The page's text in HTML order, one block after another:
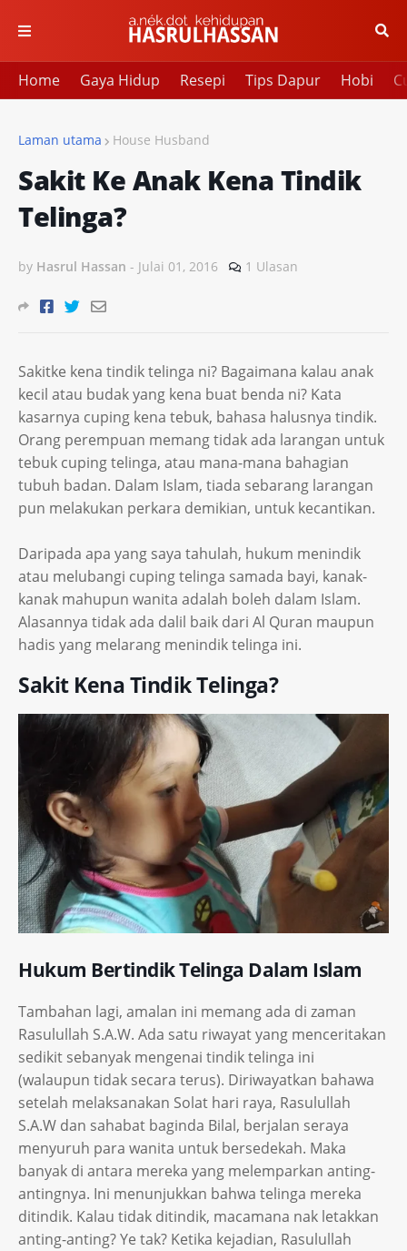
Home Gaya Hidup Resepi Tips Dapur Hobi
Laman utama House Husband
Sakit Ke Anak Kena Tindik
Telinga?
by Hasrul Hassan - Julai 01, 2016 1 Ulasan
Sakitke kena tindik telinga ni? Bagaimana kalau anak
kecil atau budak yang kena buat benda ni? Kata
kasarnya cuping kena tebuk, bahasa halusnya tindik.
Orang perempuan memang tidak ada larangan untuk
tebuk cuping telinga, atau mana-mana bahagian
tubuh badan. Dalam Islam, tiada sebarang larangan
pun melakukan perkara demikian, untuk kecantikan.
Daripada apa yang saya tahulah, hukum menindik
atau melubangi cuping telinga samada bayi, kanak-
kanak mahupun wanita adalah boleh dalam Islam.
Alasannya tidak ada dalil baik dari Al Quran maupun
hadis yang melarang menindik telinga ini.
Sakit Kena Tindik Telinga?
Hukum Bertindik Telinga Dalam Islam
Tambahan lagi, amalan ini memang ada di zaman
Rasulullah S.A.W. Ada satu riwayat yang menceritakan
sedikit sebanyak mengenai tindik telinga ini
(walaupun tidak secara terus). Diriwayatkan bahawa
setelah melaksanakan Solat hari raya, Rasulullah
S.A.W dan sahabat baginda Bilal, berjalan seraya
menyuruh para wanita untuk bersedekah. Maka
banyak di antara mereka yang melemparkan anting-
antingnya. Ini menunjukkan bahwa telinga mereka
ditindik. Kalau tidak ditindik, macamana nak letakkan
anting-anting? Ye tak? Ketika kejadian, Rasulullah